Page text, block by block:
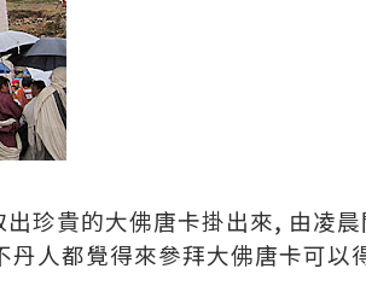
珍貴的大佛唐卡掛出來, 由凌
人都覺得來參拜大佛唐卡可以